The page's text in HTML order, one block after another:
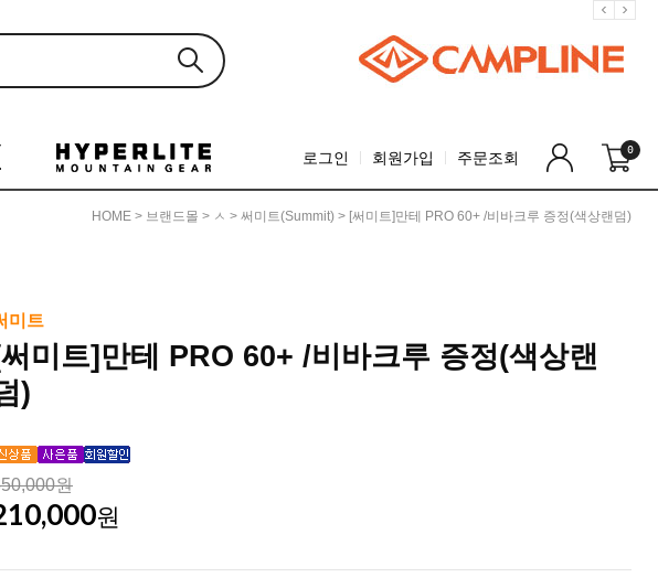
로그인 회원가입 주문조회 0
HOME > 브랜드몰 > ㅅ > 써미트(Summit) > [써미트]만테 PRO 60+ /비바크루 증정(색상랜덤)
미트
미트]만테 PRO 60+ /비바크루 증정(색상랜
)
원
원